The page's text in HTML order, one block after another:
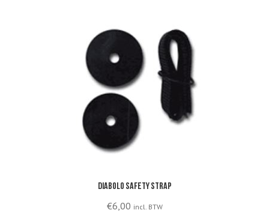
Diabolo safety strap
€6,00 incl. BTW